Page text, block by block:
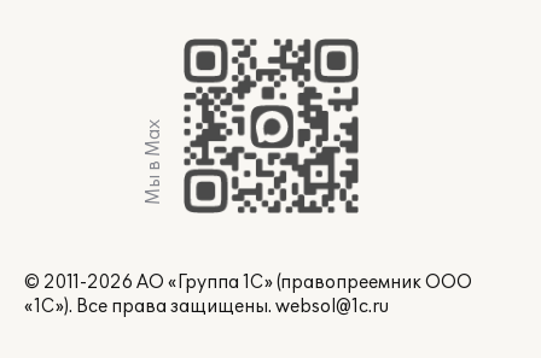
Мы в Max
© 2011-2026 АО «Группа 1С» (правопреемник ООО
«1С»). Все права защищены. websol@1c.ru